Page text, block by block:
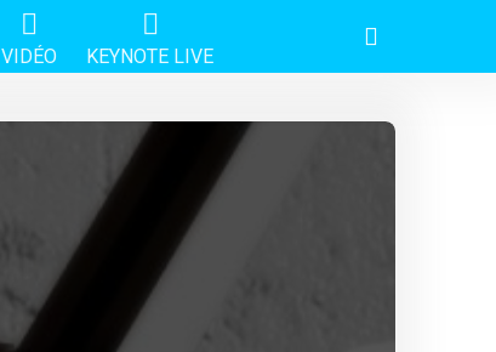
VIDÉO KEYNOTE LIVE